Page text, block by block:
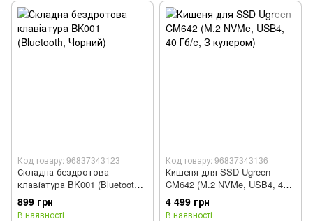
Код товару: 96837343123
Складна бездротова
клавіатура BK001 (Bluetooth,
Чорний)
899 грн
В наявності
Код товару: 96837343136
Кишеня для SSD Ugreen
CM642 (M.2 NVMe, USB4, 40
Гб/с, З кулером)
4 499 грн
В наявності